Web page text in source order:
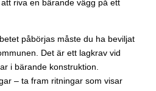
riva en bärande vägg på ett
påbörjas måste du ha beviljat
Det är ett lagkrav vid
i bärande konstruktion.
– ta fram ritningar som visar